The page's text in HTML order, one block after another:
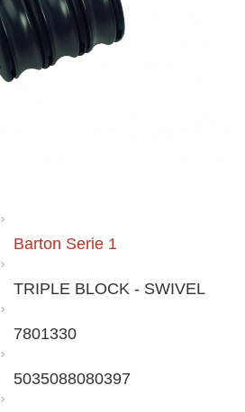
Barton Serie 1
TRIPLE BLOCK - SWIVEL
7801330
5035088080397